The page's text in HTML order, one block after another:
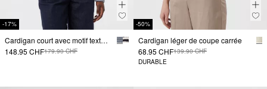
-17%
Cardigan court avec motif texturé et poches passepoilées
148.95 CHF179.90 CHF
-50%
Cardigan léger de coupe carrée
68.95 CHF139.90 CHF
DURABLE